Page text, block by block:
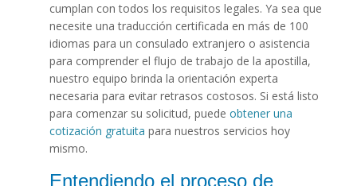
cumplan con todos los requisitos legales. Ya sea que
necesite una traducción certificada en más de 100
idiomas para un consulado extranjero o asistencia
para comprender el flujo de trabajo de la apostilla,
nuestro equipo brinda la orientación experta
necesaria para evitar retrasos costosos. Si está listo
para comenzar su solicitud, puede obtener una
cotización gratuita para nuestros servicios hoy
mismo.
Entendiendo el proceso de